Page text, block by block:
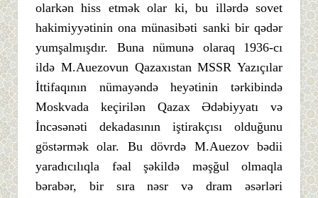
olarkən hiss etmək olar ki, bu illərdə sovet
hakimiyyətinin ona münasibəti sanki bir qədər
yumşalmışdır. Buna nümunə olaraq 1936-cı
ildə M.Auezovun Qazaxıstan MSSR Yazıçılar
İttifaqının nümayəndə heyətinin tərkibində
Moskvada keçirilən Qazax Ədəbiyyatı və
İncəsənəti dekadasının iştirakçısı olduğunu
göstərmək olar. Bu dövrdə M.Auezov bədii
yaradıcılıqla fəal şəkildə məşğul olmaqla
bərabər, bir sıra nəsr və dram əsərləri